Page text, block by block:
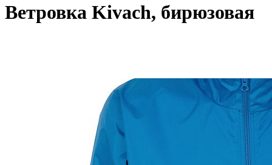
Ветровка Kivach, бирюзовая